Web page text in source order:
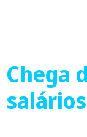
Chega